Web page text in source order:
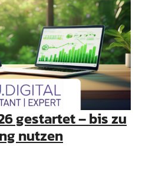
gestartet – bis zu
nutzen